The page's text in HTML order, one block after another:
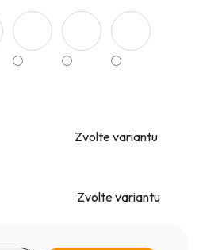
Zvolte variantu
Zvolte variantu